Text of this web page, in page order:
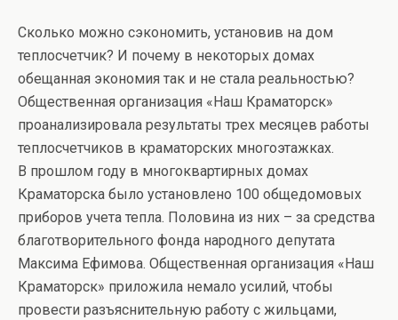
Сколько можно сэкономить, установив на дом
теплосчетчик? И почему в некоторых домах
обещанная экономия так и не стала реальностью?
Общественная организация «Наш Краматорск»
проанализировала результаты трех месяцев работы
теплосчетчиков в краматорских многоэтажках.
В прошлом году в многоквартирных домах
Краматорска было установлено 100 общедомовых
приборов учета тепла. Половина из них – за средства
благотворительного фонда народного депутата
Максима Ефимова. Общественная организация «Наш
Краматорск» приложила немало усилий, чтобы
провести разъяснительную работу с жильцами,